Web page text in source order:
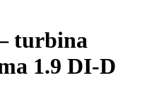
turbina
1.9 DI-D